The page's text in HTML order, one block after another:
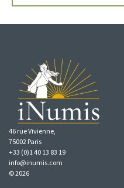
46 rue Vivienne,
75002 Paris
+33 (0)1 40 13 83 19
info@inumis.com
© 2026